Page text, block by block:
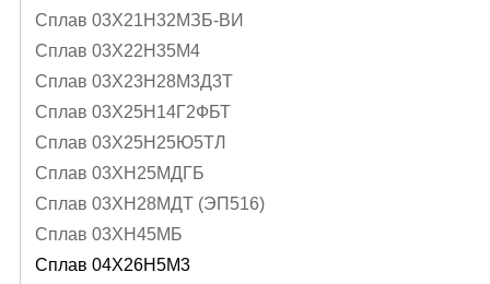
Сплав 03Х21Н32МЗБ-ВИ
Сплав 03Х22Н35М4
Сплав 03Х23Н28М3Д3Т
Сплав 03Х25Н14Г2ФБТ
Сплав 03Х25Н25Ю5ТЛ
Сплав 03ХН25МДГБ
Сплав 03ХН28МДТ (ЭП516)
Сплав 03ХН45МБ
Сплав 04Х26Н5М3